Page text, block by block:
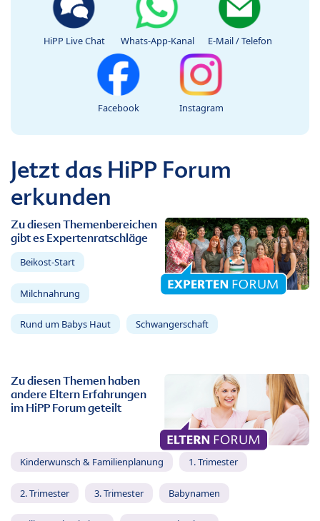
HiPP Live Chat Whats-App-Kanal E-Mail / Telefon
Facebook Instagram
Jetzt das HiPP Forum
erkunden
Zu diesen Themenbereichen
gibt es Expertenratschläge
Beikost-Start
Milchnahrung
Rund um Babys Haut Schwangerschaft
Zu diesen Themen haben
andere Eltern Erfahrungen
im HiPP Forum geteilt
Kinderwunsch & Familienplanung 1. Trimester
2. Trimester 3. Trimester Babynamen